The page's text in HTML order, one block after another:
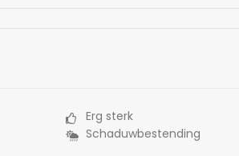
Erg sterk
Schaduwbestending